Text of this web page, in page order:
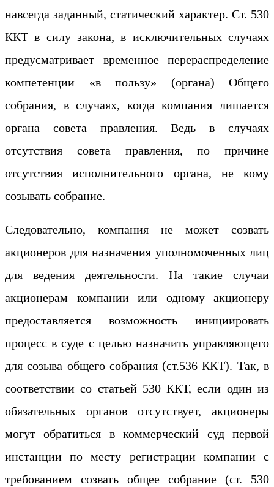
навсегда заданный, статический характер. Ст. 530
ККТ в силу закона, в исключительных случаях
предусматривает временное перераспределение
компетенции «в пользу» (органа) Общего
собрания, в случаях, когда компания лишается
органа совета правления. Ведь в случаях
отсутствия совета правления, по причине
отсутствия исполнительного органа, не кому
созывать собрание.
Следовательно, компания не может созвать
акционеров для назначения уполномоченных лиц
для ведения деятельности. На такие случаи
акционерам компании или одному акционеру
предоставляется возможность инициировать
процесс в суде с целью назначить управляющего
для созыва общего собрания (ст.536 ККТ). Так, в
соответствии со статьей 530 ККТ, если один из
обязательных органов отсутствует, акционеры
могут обратиться в коммерческий суд первой
инстанции по месту регистрации компании с
требованием созвать общее собрание (ст. 530